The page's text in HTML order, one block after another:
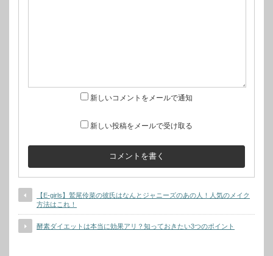
新しいコメントをメールで通知
新しい投稿をメールで受け取る
【E-girls】鷲尾伶菜の彼氏はなんとジャニーズのあの人！人気のメイク
方法はこれ！
酵素ダイエットは本当に効果アリ？知っておきたい3つのポイント